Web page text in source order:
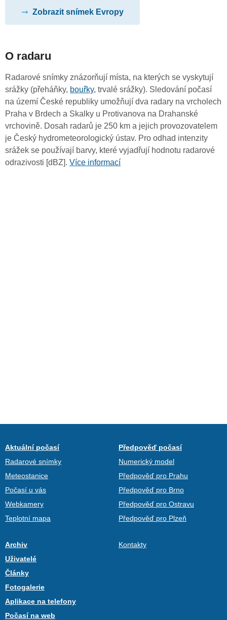
Zobrazit snímek Evropy
O radaru
Radarové snímky znázorňují místa, na kterých se vyskytují
srážky (přeháňky, bouřky, trvalé srážky). Sledování počasí
na území České republiky umožňují dva radary na vrcholech
Praha v Brdech a Skalky u Protivanova na Drahanské
vrchovině. Dosah radarů je 250 km a jejich provozovatelem
je Český hydrometeorologický ústav. Pro odhad intenzity
srážek se používají barvy, které vyjadřují hodnotu radarové
odrazivosti [dBZ]. Více informací
Aktuální počasí
Radarové snímky
Meteostanice
Počasí u vás
Webkamery
Teplotní mapa
Předpověď počasí
Numerický model
Předpověď pro Prahu
Předpověď pro Brno
Předpověď pro Ostravu
Předpověď pro Plzeň
Archiv
Uživatelé
Články
Fotogalerie
Aplikace na telefony
Počasí na web
Kontakty